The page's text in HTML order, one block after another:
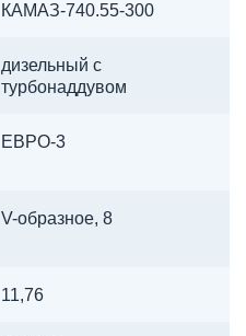
КАМАЗ-740.55-300
дизельный с
турбонаддувом
ЕВРО-3
V-образное, 8
11,76